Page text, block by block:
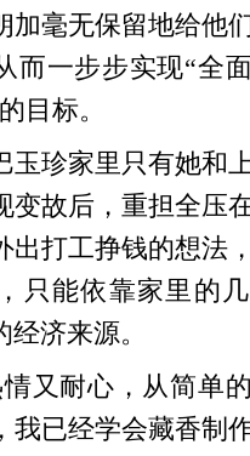
加毫无保留地给他
而一步步实现“全
目标。
珍家里只有她和
变故后，重担全压
出打工挣钱的想法
只能依靠家里的
济来源。
耐心，从简单
我已经学会藏香制